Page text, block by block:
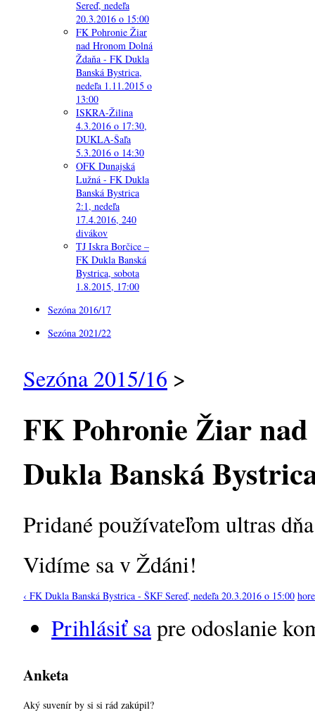
Sereď, nedeľa
20.3.2016 o 15:00
FK Pohronie Žiar
nad Hronom Dolná
Ždaňa - FK Dukla
Banská Bystrica,
nedeľa 1.11.2015 o
13:00
ISKRA-Žilina
4.3.2016 o 17:30,
DUKLA-Šaľa
5.3.2016 o 14:30
OFK Dunajská
Lužná - FK Dukla
Banská Bystrica
2:1, nedeľa
17.4.2016, 240
divákov
TJ Iskra Borčice –
FK Dukla Banská
Bystrica, sobota
1.8.2015, 17:00
Sezóna 2016/17
Sezóna 2021/22
Sezóna 2015/16 >
FK Pohronie Žiar
Dukla Banská
Pridané používateľomultras
Vidíme sa v Ždáni!
‹ FK Dukla Banská Bystrica - ŠKF Sereď, nedeľa 20.3.2016 o 15:00 hore
Prihlásiť sapre odoslanie
Anketa
Aký suvenír by si si rád zakúpil?